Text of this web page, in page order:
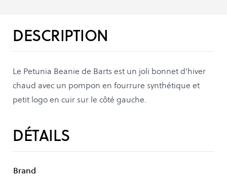
DESCRIPTION
Le Petunia Beanie de Barts est un joli bonnet d’hiver
chaud avec un pompon en fourrure synthétique et
petit logo en cuir sur le côté gauche.
DÉTAILS
Brand